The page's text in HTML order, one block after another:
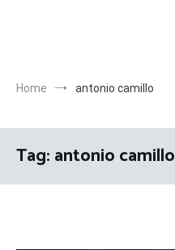
Home antonio camillo
Tag:antonio camillo